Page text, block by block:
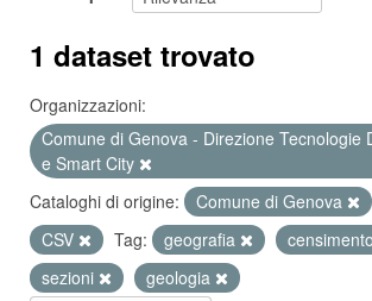
1 dataset trovato
Organizzazioni:
Comune di Genova - Direzione Tecnologie
e Smart City
Cataloghi di origine:
Comune di Genova
CSV
Tag: geografia
censimento
sezioni
geologia